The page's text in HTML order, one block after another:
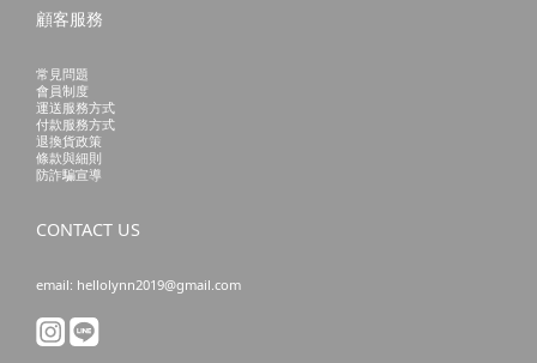
顧客服務
常見問題
會員制度
運送服務方式
付款服務方式
退換貨政策
條款與細則
防詐騙宣導
CONTACT US
email: hellolynn2019@gmail.com